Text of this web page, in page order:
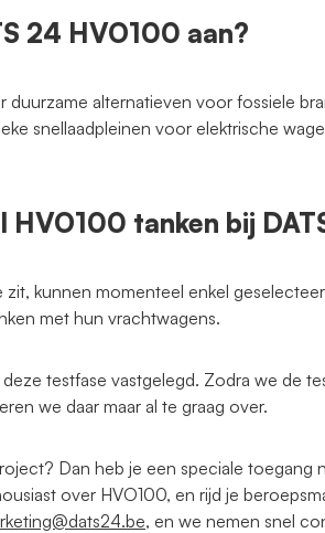
24 HVO100 aan?
duurzame alternatieven voor fossiele
snellaadpleinen voor elektrische
HVO100 tanken bij
kunnen momenteel enkel
met hun vrachtwagens.
testfase vastgelegd. Zodra we de
we daar maar al te graag over.
Dan heb je een speciale toegang
over HVO100, en rijd je
, en we nemen snel